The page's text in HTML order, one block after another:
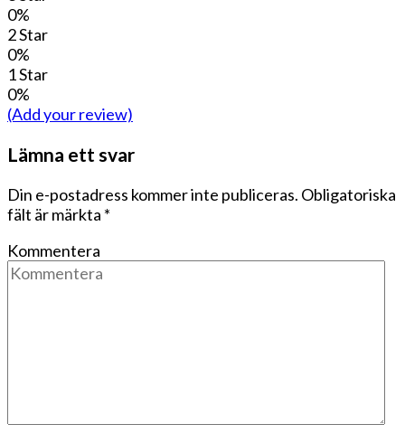
0%
2 Star
0%
1 Star
0%
(Add your review)
Lämna ett svar
Din e-postadress kommer inte publiceras. Obligatoriska
fält är märkta *
Kommentera